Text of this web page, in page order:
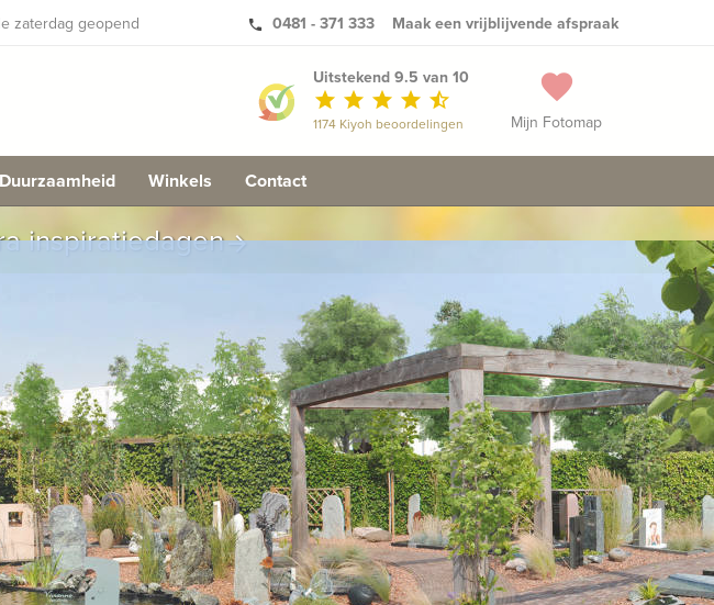
zaterdag geopend phone 0481 - 371 333 Maak een vrijblijvende afspraak
favorite
Mijn Fotomap
Uitstekend 9.5 van 10
star star star star star_half
1174 Kiyoh beoordelingen
Duurzaamheid Winkels Contact
inspiratiedagenarrow_forward